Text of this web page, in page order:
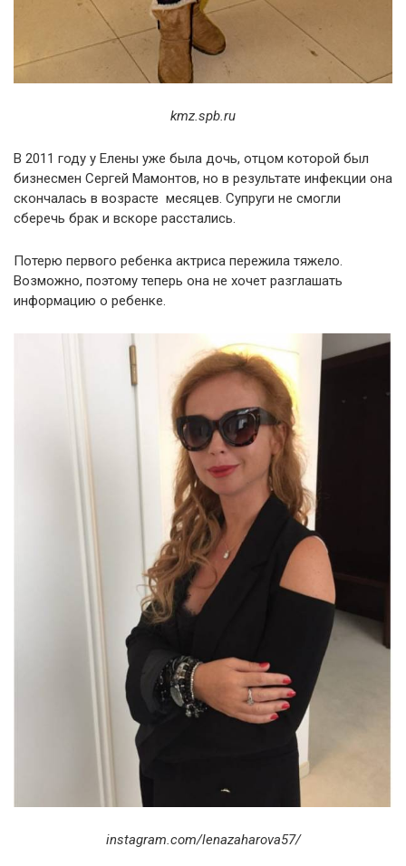
kmz.spb.ru
В 2011 году у Елены уже была дочь, отцом которой был
бизнесмен Сергей Мамонтов, но в результате инфекции она
скончалась в возрасте месяцев. Супруги не смогли
сберечь брак и вскоре расстались.
Потерю первого ребенка актриса пережила тяжело.
Возможно, поэтому теперь она не хочет разглашать
информацию о ребенке.
instagram.com/lenazaharova57/